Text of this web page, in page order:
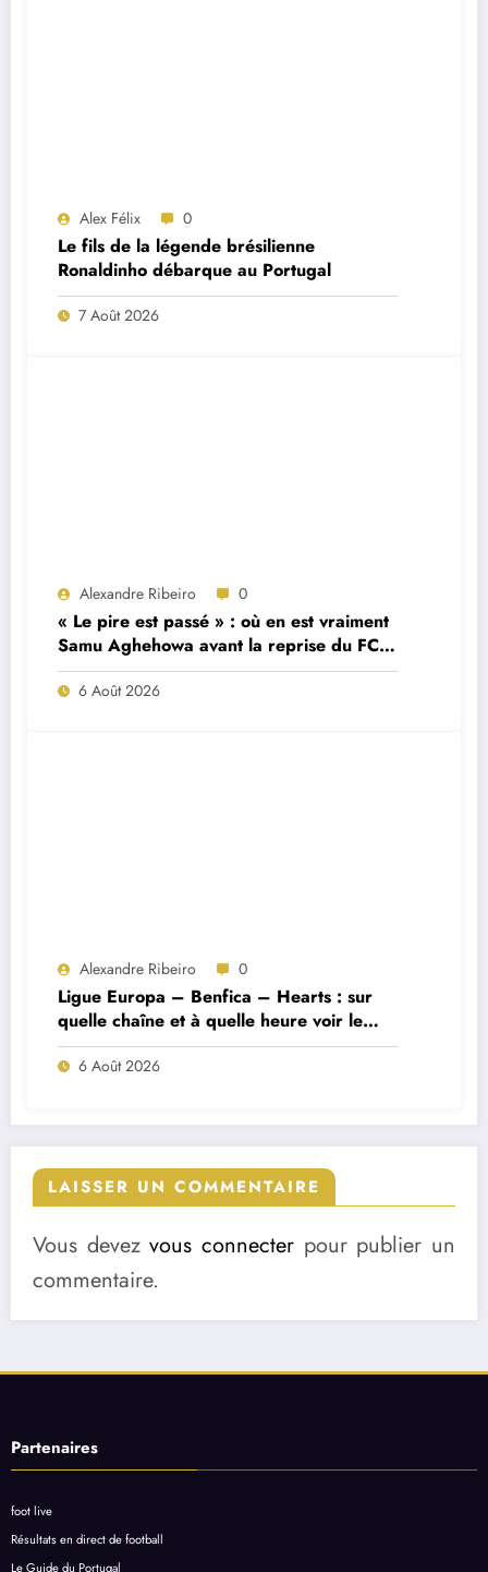
Alex Félix 0
Le fils de la légende brésilienne
Ronaldinho débarque au Portugal
7 Août 2026
Alexandre Ribeiro 0
« Le pire est passé » : où en est vraiment
Samu Aghehowa avant la reprise du FC
Porto ?
6 Août 2026
Alexandre Ribeiro 0
Ligue Europa – Benfica – Hearts : sur
quelle chaîne et à quelle heure voir le
match ?
6 Août 2026
LAISSER UN COMMENTAIRE
Vous devezvous connecter pour publier un
commentaire.
Partenaires
foot live
Résultats en direct de football
Le Guide du Portugal